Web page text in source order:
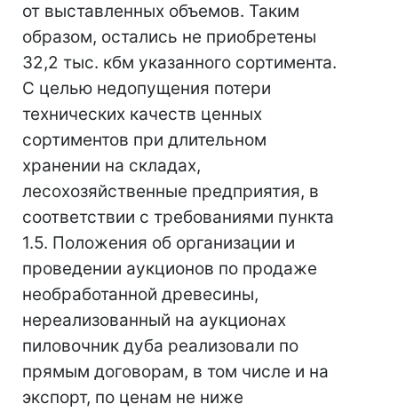
от выставленных объемов. Таким
образом, остались не приобретены
32,2 тыс. кбм указанного сортимента.
С целью недопущения потери
технических качеств ценных
сортиментов при длительном
хранении на складах,
лесохозяйственные предприятия, в
соответствии с требованиями пункта
1.5. Положения об организации и
проведении аукционов по продаже
необработанной древесины,
нереализованный на аукционах
пиловочник дуба реализовали по
прямым договорам, в том числе и на
экспорт, по ценам не ниже